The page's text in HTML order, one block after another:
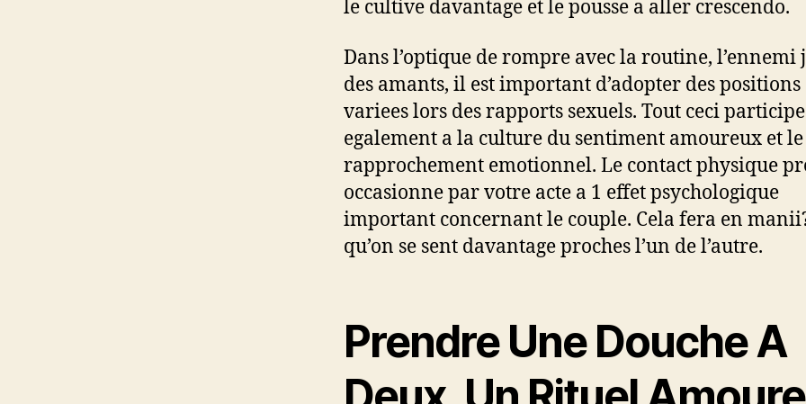
le cultive davantage et le pousse a aller crescendo.
Dans l’optique de rompre avec la routine, l’ennemi
des amants, il est important d’adopter des positions
variees lors des rapports sexuels. Tout ceci participe
egalement a la culture du sentiment amoureux et le
rapprochement emotionnel. Le contact physique
occasionne par votre acte a 1 effet psychologique
important concernant le couple. Cela fera en
qu’on se sent davantage proches l’un de l’autre.
Prendre Une Douche A